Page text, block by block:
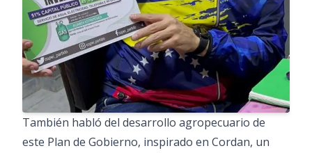
También habló del desarrollo agropecuario de
este Plan de Gobierno, inspirado en Cordan, un